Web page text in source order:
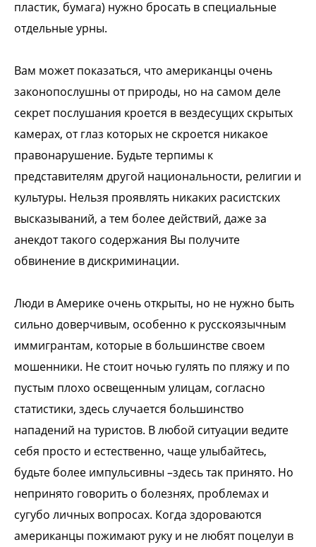
пластик, бумага) нужно бросать в специальные
отдельные урны.
Вам может показаться, что американцы очень
законопослушны от природы, но на самом деле
секрет послушания кроется в вездесущих скрытых
камерах, от глаз которых не скроется никакое
правонарушение. Будьте терпимы к
представителям другой национальности, религии и
культуры. Нельзя проявлять никаких расистских
высказываний, а тем более действий, даже за
анекдот такого содержания Вы получите
обвинение в дискриминации.
Люди в Америке очень открыты, но не нужно быть
сильно доверчивым, особенно к русскоязычным
иммигрантам, которые в большинстве своем
мошенники. Не стоит ночью гулять по пляжу и по
пустым плохо освещенным улицам, согласно
статистики, здесь случается большинство
нападений на туристов. В любой ситуации ведите
себя просто и естественно, чаще улыбайтесь,
будьте более импульсивны –здесь так принято. Но
непринято говорить о болезнях, проблемах и
сугубо личных вопросах. Когда здороваются
американцы пожимают руку и не любят поцелуи в